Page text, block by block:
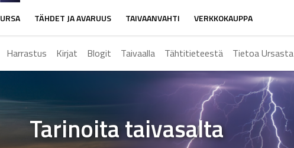
URSA TÄHDET JA AVARUUS TAIVAANVAHTI VERKKOKAUPPA
Harrastus Kirjat Blogit Taivaalla Tähtitieteestä Tietoa Ursasta
Tarinoita taivasalta